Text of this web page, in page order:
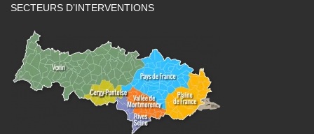
SECTEURS D’INTERVENTIONS